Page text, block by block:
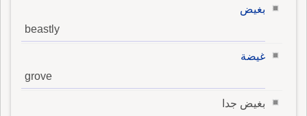
بغيض
beastly
غيضة
grove
بغيض جدا